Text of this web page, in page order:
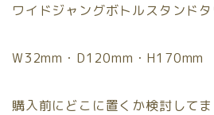
ワイドジャングボトルスタンド
W32mm・D120mm・H170mm
購入前にどこに置くか検討して